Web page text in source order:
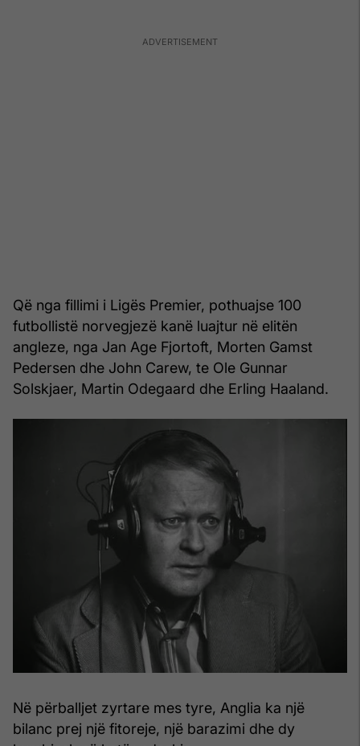
Që nga fillimi i Ligës Premier, pothuajse 100
futbollistë norvegjezë kanë luajtur në elitën
angleze, nga Jan Age Fjortoft, Morten Gamst
Pedersen dhe John Carew, te Ole Gunnar
Solskjaer, Martin Odegaard dhe Erling Haaland.
Në përballjet zyrtare mes tyre, Anglia ka një
bilanc prej një fitoreje, një barazimi dhe dy